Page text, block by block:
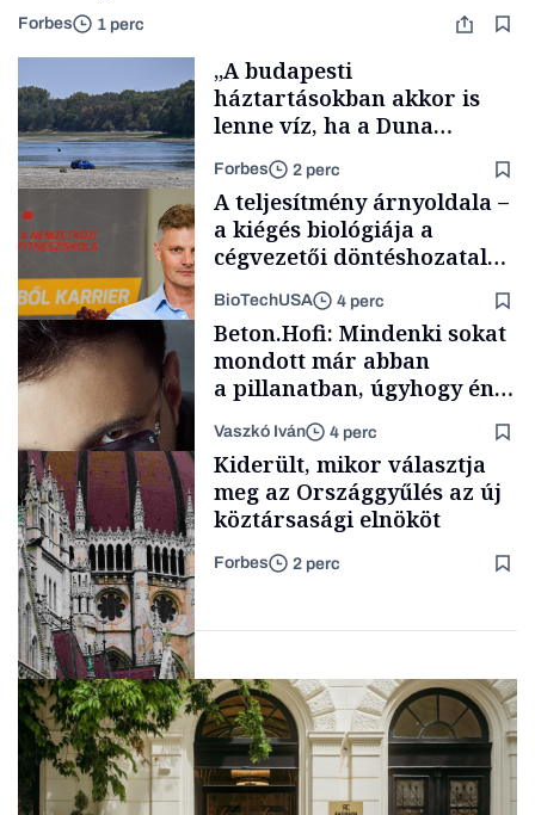
Forbes 1 perc
Energia
„A budapesti
háztartásokban akkor is
lenne víz, ha a Duna
medrében már egy cseppet
se találnánk”
Forbes 2 perc
Content Lab HUB
A teljesítmény árnyoldala –
a kiégés biológiája a
cégvezetői döntéshozatal
BioTechUSA 4 perc
Forbes-sztori
Beton.Hofi: Mindenki sokat
mondott már abban
a pillanatban, úgyhogy én
a legsarkosabb
gondolataimat akartam
kimondani
Vaszkó Iván 4 perc
Politika
Kiderült, mikor választja
meg az Országgyűlés az új
köztársasági elnököt
Forbes 2 perc